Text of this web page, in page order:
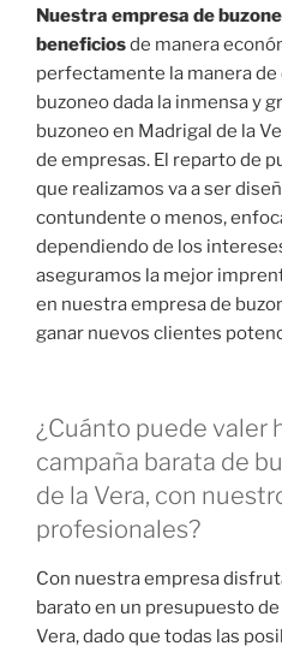
Nuestra empresa de
beneficiosde manera
perfectamente la manera
buzoneo dada la inmensa y
buzoneo en Madrigal de la
de empresas. El reparto de
que realizamos va a ser
contundente o menos,
dependiendo de los
aseguramos la mejor
en nuestra empresa de
ganar nuevos clientes
¿Cuánto puede valer
campaña barata de
de la Vera, con
profesionales?
Con nuestra empresa
barato en un presupuesto
Vera, dado que todas las